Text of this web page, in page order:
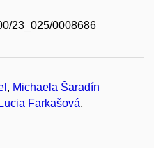
23_025/0008686
, Michaela Šaradín
Lucia Farkašová,